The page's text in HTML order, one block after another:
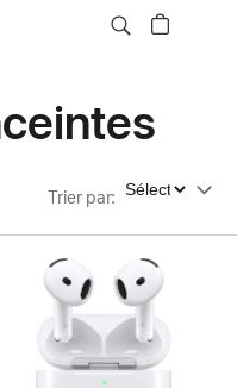
Trier par: Trier par